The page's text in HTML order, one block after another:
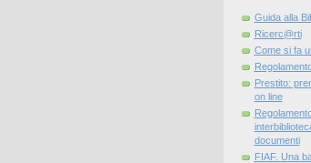
Guida alla
Ricerc@rti
Come si fa
Prestito:
on line
documenti
FIAF. Una